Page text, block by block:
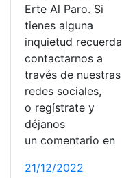
Erte Al Paro. Si
tienes alguna
inquietud recuerda
contactarnos a
través de nuestras
redes sociales,
o regístrate y
déjanos
un comentario en
21/12/2022